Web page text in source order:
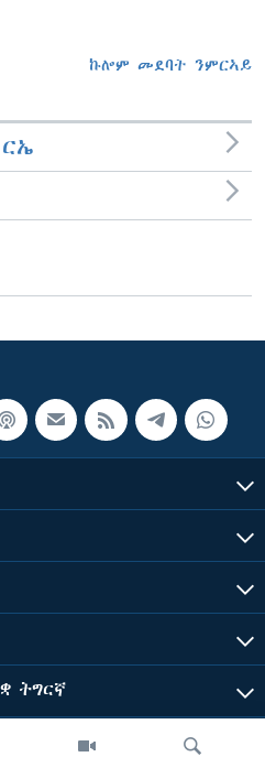
ኩሎም መደባት ንምርኣይ
ትግርኛ
ኣመሪካ ብመሰል ጸሓፊ ዝተሓለወዩ።